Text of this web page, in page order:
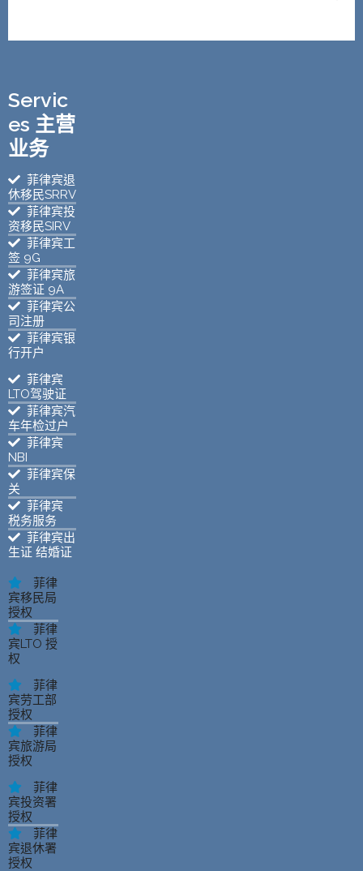
Servic
es 主营
业务
菲律宾退
休移民SRRV
菲律宾投
资移民SIRV
菲律宾工
签 9G
菲律宾旅
游签证 9A
菲律宾公
司注册
菲律宾银
行开户
菲律宾
LTO驾驶证
菲律宾汽
车年检过户
菲律宾
NBI
菲律宾保
关
菲律宾
税务服务
菲律宾出
生证 结婚证
菲律
宾移民局
授权
菲律
宾LTO 授
权
菲律
宾劳工部
授权
菲律
宾旅游局
授权
菲律
宾投资署
授权
菲律
宾退休署
授权